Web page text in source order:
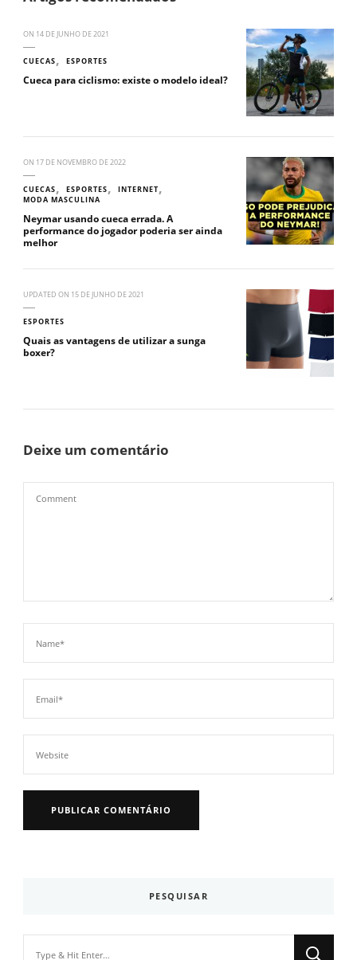
ON 14 DE JUNHO DE 2021
CUECAS ESPORTES
Cueca para ciclismo: existe o modelo ideal?
ON 17 DE NOVEMBRO DE 2022
CUECAS ESPORTES
INTERNET
MODA MASCULINA
Neymar usando cueca errada. A
performance do jogador poderia ser ainda
melhor
UPDATED ON 15 DE JUNHO DE 2021
ESPORTES
Quais as vantagens de utilizar a sunga
boxer?
Deixe um comentário
PESQUISAR